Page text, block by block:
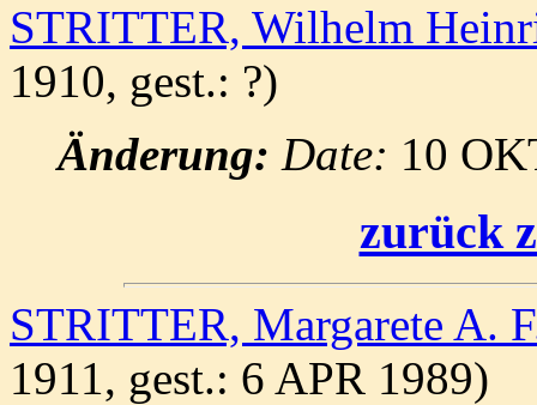
STRITTER, Wilhelm
1910, gest.: ?)
Änderung: Date: 10
zurück
STRITTER, Margarete A.
1911, gest.: 6 APR 1989)